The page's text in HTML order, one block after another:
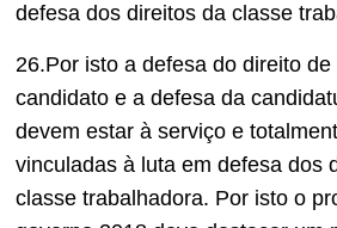
defesa dos direitos da classe
26.Por isto a defesa do direito de
candidato e a defesa da
devem estar à serviço e
vinculadas à luta em defesa dos
classe trabalhadora. Por isto o